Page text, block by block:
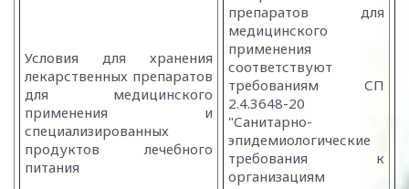
Условия для хранения
лекарственных препаратов
для медицинского
применения и
специализированных
продуктов лечебного
питания
препаратов для
медицинского
применения
соответствуют
требованиям СП
2.4.3648-20
"Санитарно-
эпидемиологические
требования к
организациям